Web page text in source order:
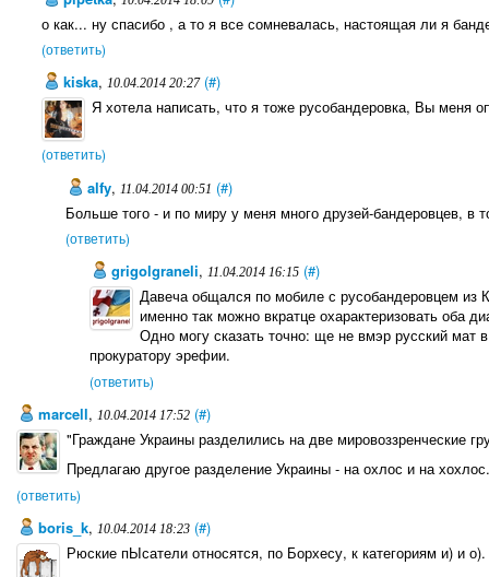
о как... ну спасибо , а то я все сомневалась, настоящая ли я
(ответить)
kiska, 10.04.2014 20:27 (#)
Я хотела написать, что я тоже русобандеровка, Вы меня
(ответить)
alfy, 11.04.2014 00:51 (#)
Больше того - и по миру у меня много друзей-бандеровцев, в
(ответить)
grigolgraneli, 11.04.2014 16:15 (#)
Давеча общался по мобиле с русобандеровцем из
именно так можно вкратце охарактеризовать оба
Одно могу сказать точно: ще не вмэр русский мат
прокуратору эрефии.
(ответить)
marcell, 10.04.2014 17:52 (#)
"Граждане Украины разделились на две мировоззренческие
Предлагаю другое разделение Украины - на охлос и на
(ответить)
boris_k, 10.04.2014 18:23 (#)
Рюские пЫсатели относятся, по Борхесу, к категориям и) и о).